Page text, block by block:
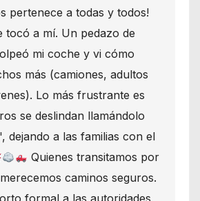
pertenece a todas y todos!
tocó a mí. Un pedazo de
mi coche y vi cómo
más (camiones, adultos
Lo más frustrante es
se deslindan llamándolo
dejando a las familias con el
Quienes transitamos por
caminos seguros.